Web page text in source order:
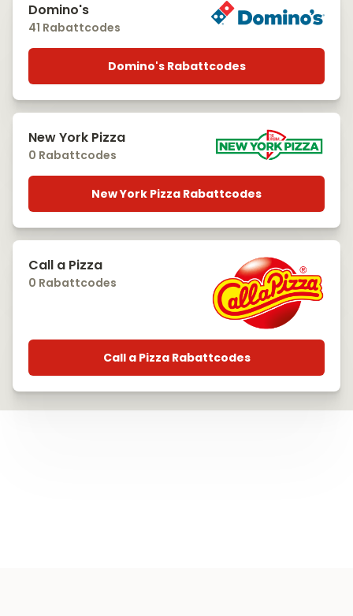
Domino's
41 Rabattcodes
Domino's Rabattcodes
New York Pizza
0 Rabattcodes
New York Pizza Rabattcodes
Call a Pizza
0 Rabattcodes
Call a Pizza Rabattcodes